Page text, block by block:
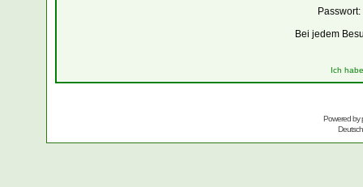
Passwort:
Bei jedem
Ich
Powered by